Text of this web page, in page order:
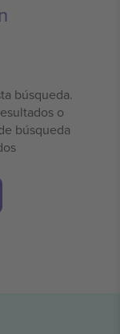
búsqueda.
o
búsqueda